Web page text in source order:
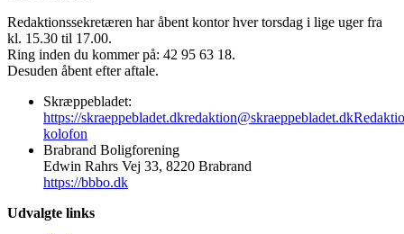
Redaktionssekretæren har åbent kontor hver torsdag i lige uger fra
kl. 15.30 til 17.00.
Ring inden du kommer på: 42 95 63 18.
Desuden åbent efter aftale.
Skræppebladet:
https://skraeppebladet.dkredaktion@skraeppebladet.dk
kolofon
Brabrand Boligforening
Edwin Rahrs Vej 33, 8220 Brabrand
https://bbbo.dk
Udvalgte links